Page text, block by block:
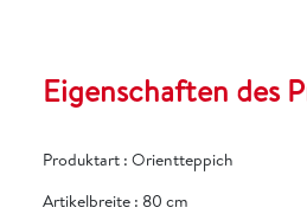
Eigenschaften des
Produktart : Orientteppich
Artikelbreite : 80 cm